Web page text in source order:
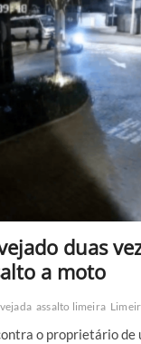
duas
a moto
assalto limeira
o proprietário de